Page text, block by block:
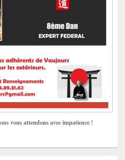
vous attendons avec impatience !